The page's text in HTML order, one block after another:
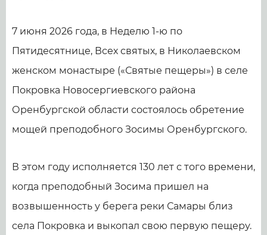
7 июня 2026 года, в Неделю 1-ю по
Пятидесятнице, Всех святых, в Николаевском
женском монастыре («Святые пещеры») в селе
Покровка Новосергиевского района
Оренбургской области состоялось обретение
мощей преподобного Зосимы Оренбургского.
В этом году исполняется 130 лет с того времени,
когда преподобный Зосима пришел на
возвышенность у берега реки Самары близ
села Покровка и выкопал свою первую пещеру.